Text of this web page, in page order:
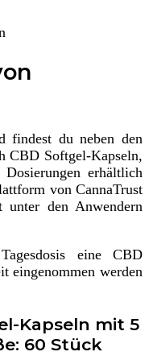
findest du neben den
CBD Softgel-Kapseln,
erhältlich
von CannaTrust
unter den Anwendern
eine CBD
eingenommen werden
Kapseln mit 5
60 Stück